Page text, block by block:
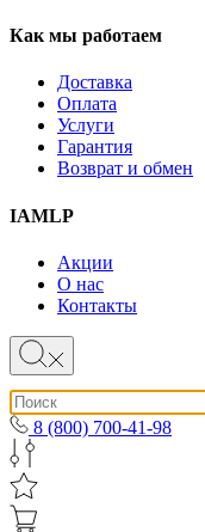
Как мы работаем
Доставка
Оплата
Услуги
Гарантия
Возврат и обмен
IAMLP
Акции
О нас
Контакты
8 (800) 700-41-98